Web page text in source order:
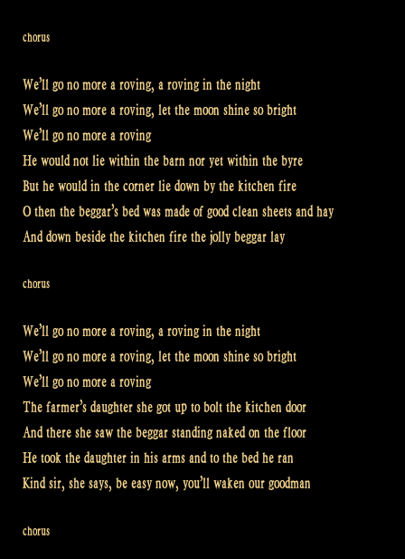
chorus
We’ll go no more a roving, a roving in the night
We’ll go no more a roving, let the moon shine so bright
We’ll go no more a roving
He would not lie within the barn nor yet within the byre
But he would in the corner lie down by the kitchen fire
O then the beggar’s bed was made of good clean sheets and hay
And down beside the kitchen fire the jolly beggar lay
chorus
We’ll go no more a roving, a roving in the night
We’ll go no more a roving, let the moon shine so bright
We’ll go no more a roving
The farmer’s daughter she got up to bolt the kitchen door
And there she saw the beggar standing naked on the floor
He took the daughter in his arms and to the bed he ran
Kind sir, she says, be easy now, you’ll waken our goodman
chorus